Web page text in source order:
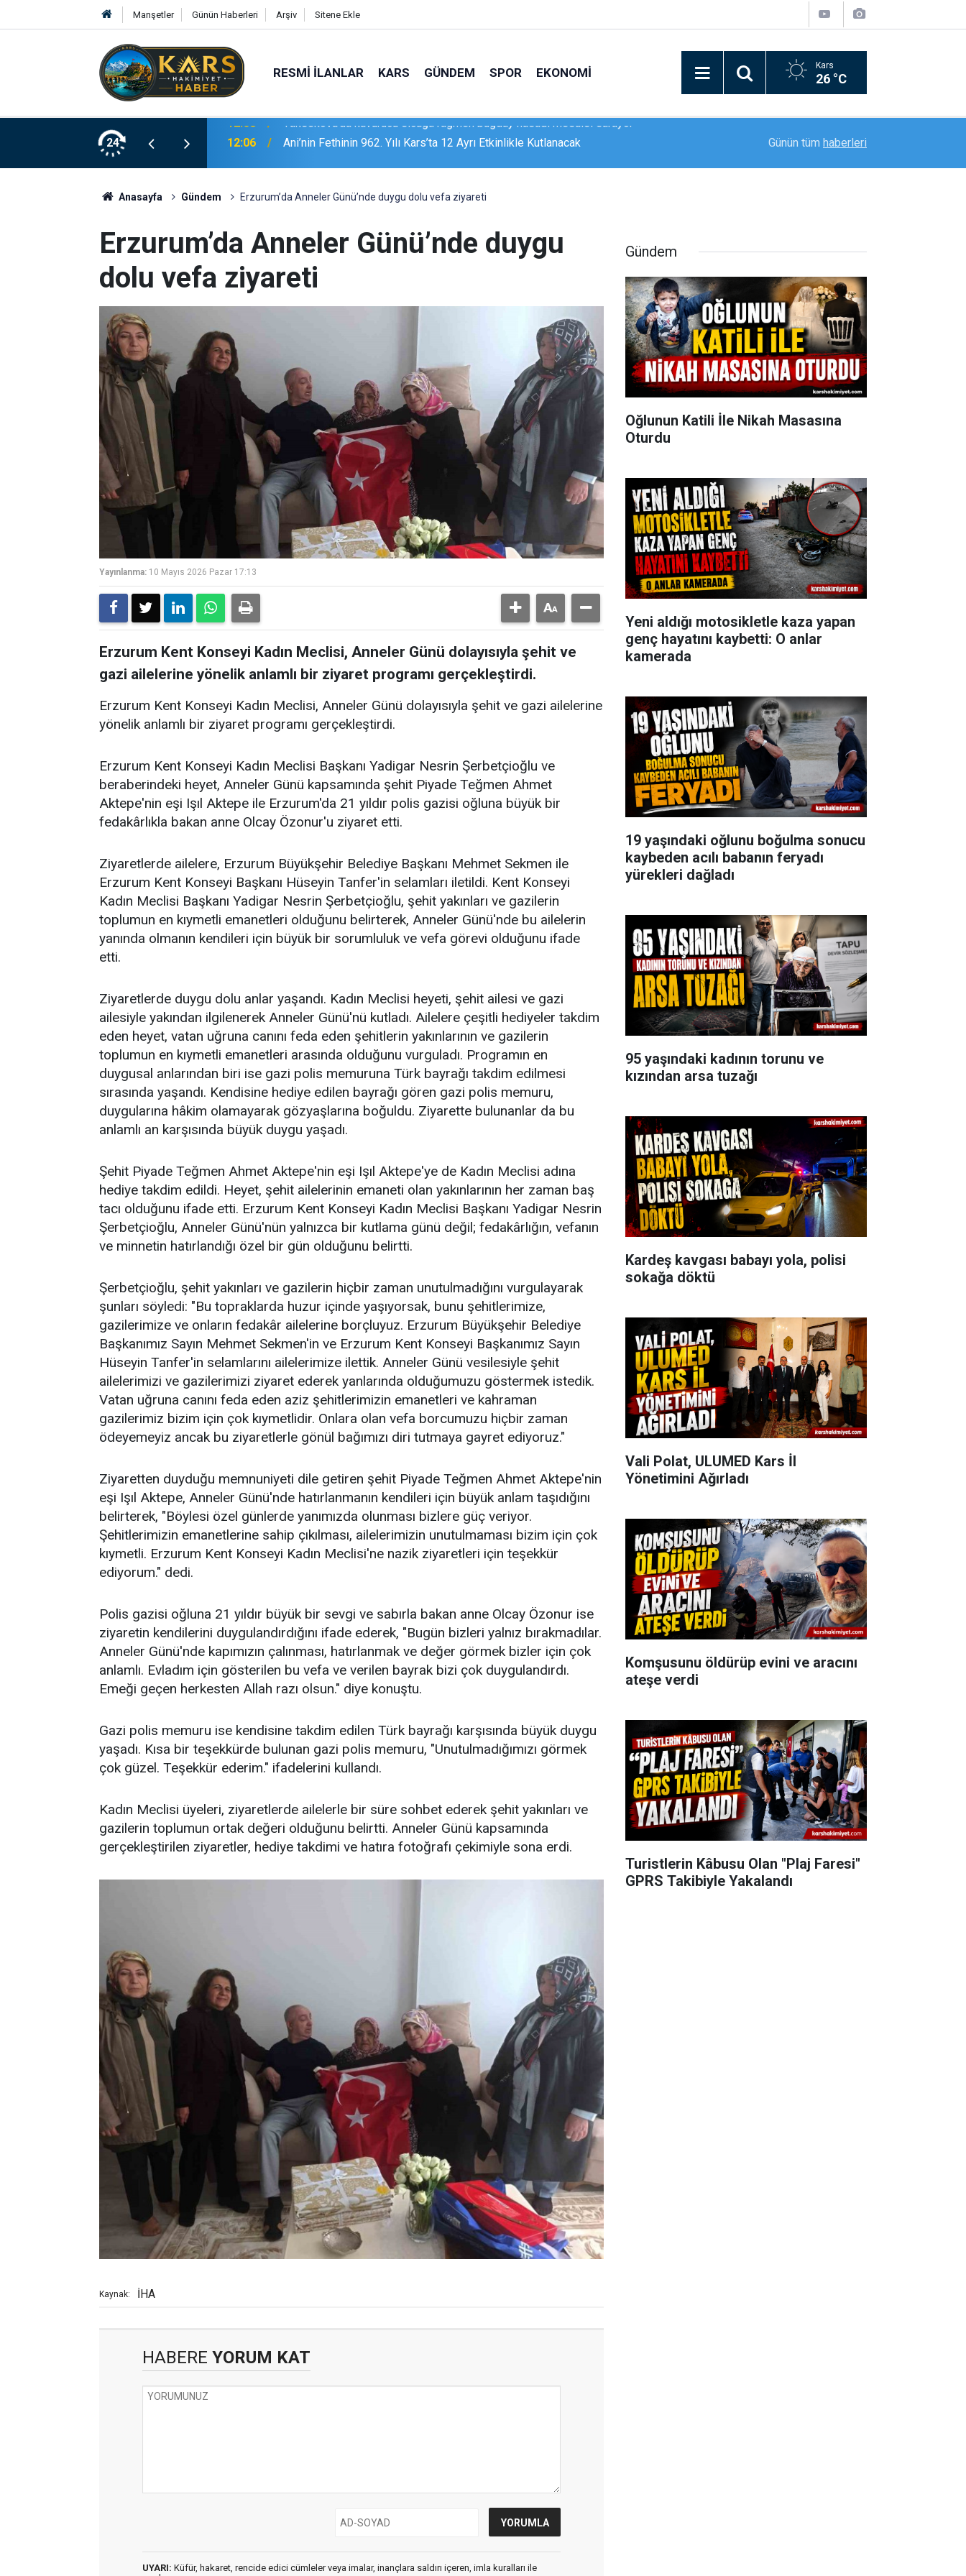
Manşetler Günün Haberleri Arşiv Sitene Ekle
RESMI İLANLAR KARS GÜNDEM SPOR EKONOMI Kars
26 °C
24
buğday hasadı mesaisi sürüyor 12:06 Ani’nin Fethinin 962. Yılı Kars’ta 12 Ayrı Etkinlikle Kutlanacak Uzgörür’de asfalt ve altyapı çalışmaları sürüyor
Günün tüm haberleri
Anasayfa Gündem Erzurum’da Anneler Günü’nde duygu dolu vefa ziyareti
Erzurum’da Anneler Günü’nde duygu
dolu vefa ziyareti
Yayınlanma: 10 Mayıs 2026 Pazar 17:13
Erzurum Kent Konseyi Kadın Meclisi, Anneler Günü dolayısıyla şehit ve
gazi ailelerine yönelik anlamlı bir ziyaret programı gerçekleştirdi.
Erzurum Kent Konseyi Kadın Meclisi, Anneler Günü dolayısıyla şehit ve gazi ailelerine
yönelik anlamlı bir ziyaret programı gerçekleştirdi.
Erzurum Kent Konseyi Kadın Meclisi Başkanı Yadigar Nesrin Şerbetçioğlu ve
beraberindeki heyet, Anneler Günü kapsamında şehit Piyade Teğmen Ahmet
Aktepe'nin eşi Işıl Aktepe ile Erzurum'da 21 yıldır polis gazisi oğluna büyük bir
fedakârlıkla bakan anne Olcay Özonur'u ziyaret etti.
Ziyaretlerde ailelere, Erzurum Büyükşehir Belediye Başkanı Mehmet Sekmen ile
Erzurum Kent Konseyi Başkanı Hüseyin Tanfer'in selamları iletildi. Kent Konseyi
Kadın Meclisi Başkanı Yadigar Nesrin Şerbetçioğlu, şehit yakınları ve gazilerin
toplumun en kıymetli emanetleri olduğunu belirterek, Anneler Günü'nde bu ailelerin
yanında olmanın kendileri için büyük bir sorumluluk ve vefa görevi olduğunu ifade
etti.
Ziyaretlerde duygu dolu anlar yaşandı. Kadın Meclisi heyeti, şehit ailesi ve gazi
ailesiyle yakından ilgilenerek Anneler Günü'nü kutladı. Ailelere çeşitli hediyeler takdim
eden heyet, vatan uğruna canını feda eden şehitlerin yakınlarının ve gazilerin
toplumun en kıymetli emanetleri arasında olduğunu vurguladı. Programın en
duygusal anlarından biri ise gazi polis memuruna Türk bayrağı takdim edilmesi
sırasında yaşandı. Kendisine hediye edilen bayrağı gören gazi polis memuru,
duygularına hâkim olamayarak gözyaşlarına boğuldu. Ziyarette bulunanlar da bu
anlamlı an karşısında büyük duygu yaşadı.
Şehit Piyade Teğmen Ahmet Aktepe'nin eşi Işıl Aktepe'ye de Kadın Meclisi adına
hediye takdim edildi. Heyet, şehit ailelerinin emaneti olan yakınlarının her zaman baş
tacı olduğunu ifade etti. Erzurum Kent Konseyi Kadın Meclisi Başkanı Yadigar Nesrin
Şerbetçioğlu, Anneler Günü'nün yalnızca bir kutlama günü değil; fedakârlığın, vefanın
ve minnetin hatırlandığı özel bir gün olduğunu belirtti.
Şerbetçioğlu, şehit yakınları ve gazilerin hiçbir zaman unutulmadığını vurgulayarak
şunları söyledi: "Bu topraklarda huzur içinde yaşıyorsak, bunu şehitlerimize,
gazilerimize ve onların fedakâr ailelerine borçluyuz. Erzurum Büyükşehir Belediye
Başkanımız Sayın Mehmet Sekmen'in ve Erzurum Kent Konseyi Başkanımız Sayın
Hüseyin Tanfer'in selamlarını ailelerimize ilettik. Anneler Günü vesilesiyle şehit
ailelerimizi ve gazilerimizi ziyaret ederek yanlarında olduğumuzu göstermek istedik.
Vatan uğruna canını feda eden aziz şehitlerimizin emanetleri ve kahraman
gazilerimiz bizim için çok kıymetlidir. Onlara olan vefa borcumuzu hiçbir zaman
ödeyemeyiz ancak bu ziyaretlerle gönül bağımızı diri tutmaya gayret ediyoruz."
Ziyaretten duyduğu memnuniyeti dile getiren şehit Piyade Teğmen Ahmet Aktepe'nin
eşi Işıl Aktepe, Anneler Günü'nde hatırlanmanın kendileri için büyük anlam taşıdığını
belirterek, "Böylesi özel günlerde yanımızda olunması bizlere güç veriyor.
Şehitlerimizin emanetlerine sahip çıkılması, ailelerimizin unutulmaması bizim için çok
kıymetli. Erzurum Kent Konseyi Kadın Meclisi'ne nazik ziyaretleri için teşekkür
ediyorum." dedi.
Polis gazisi oğluna 21 yıldır büyük bir sevgi ve sabırla bakan anne Olcay Özonur ise
ziyaretin kendilerini duygulandırdığını ifade ederek, "Bugün bizleri yalnız bırakmadılar.
Anneler Günü'nde kapımızın çalınması, hatırlanmak ve değer görmek bizler için çok
anlamlı. Evladım için gösterilen bu vefa ve verilen bayrak bizi çok duygulandırdı.
Emeği geçen herkesten Allah razı olsun." diye konuştu.
Gazi polis memuru ise kendisine takdim edilen Türk bayrağı karşısında büyük duygu
yaşadı. Kısa bir teşekkürde bulunan gazi polis memuru, "Unutulmadığımızı görmek
çok güzel. Teşekkür ederim." ifadelerini kullandı.
Kadın Meclisi üyeleri, ziyaretlerde ailelerle bir süre sohbet ederek şehit yakınları ve
gazilerin toplumun ortak değeri olduğunu belirtti. Anneler Günü kapsamında
gerçekleştirilen ziyaretler, hediye takdimi ve hatıra fotoğrafı çekimiyle sona erdi.
Kaynak: İHA
HABERE YORUM KAT
UYARI: Küfür, hakaret, rencide edici cümleler veya imalar, inançlara saldırı içeren, imla kuralları ile
Gündem
Oğlunun Katili İle Nikah Masasına
Oturdu
Yeni aldığı motosikletle kaza yapan
genç hayatını kaybetti: O anlar
kamerada
19 yaşındaki oğlunu boğulma sonucu
kaybeden acılı babanın feryadı
yürekleri dağladı
95 yaşındaki kadının torunu ve
kızından arsa tuzağı
Kardeş kavgası babayı yola, polisi
sokağa döktü
Vali Polat, ULUMED Kars İl
Yönetimini Ağırladı
Komşusunu öldürüp evini ve aracını
ateşe verdi
Turistlerin Kâbusu Olan "Plaj Faresi"
GPRS Takibiyle Yakalandı